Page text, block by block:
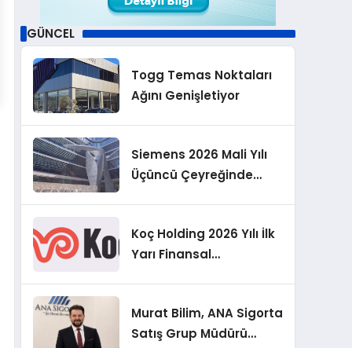
GÜNCEL
Togg Temas Noktaları
Ağını Genişletiyor
Siemens 2026 Mali Yılı
Üçüncü Çeyreğinde
Beklentisi
Koç Holding 2026 Yılı İlk
Yarı Finansal
Murat Bilim, ANA Sigorta
Satış Grup Müdürü